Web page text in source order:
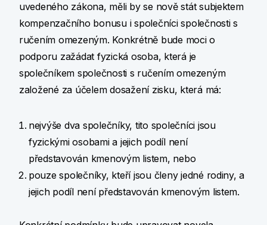
uvedeného zákona, měli by se nově stát subjektem
kompenzačního bonusu i společníci společnosti s
ručením omezeným. Konkrétně bude moci o
podporu zažádat fyzická osoba, která je
společníkem společnosti s ručením omezeným
založené za účelem dosažení zisku, která má:
nejvýše dva společníky, tito společníci jsou
fyzickými osobami a jejich podíl není
představován kmenovým listem, nebo
pouze společníky, kteří jsou členy jedné rodiny, a
jejich podíl není představován kmenovým listem.